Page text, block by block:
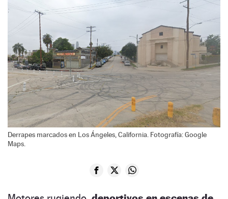
Derrapes marcados en Los Ángeles, California. Fotografía: Google
Maps.